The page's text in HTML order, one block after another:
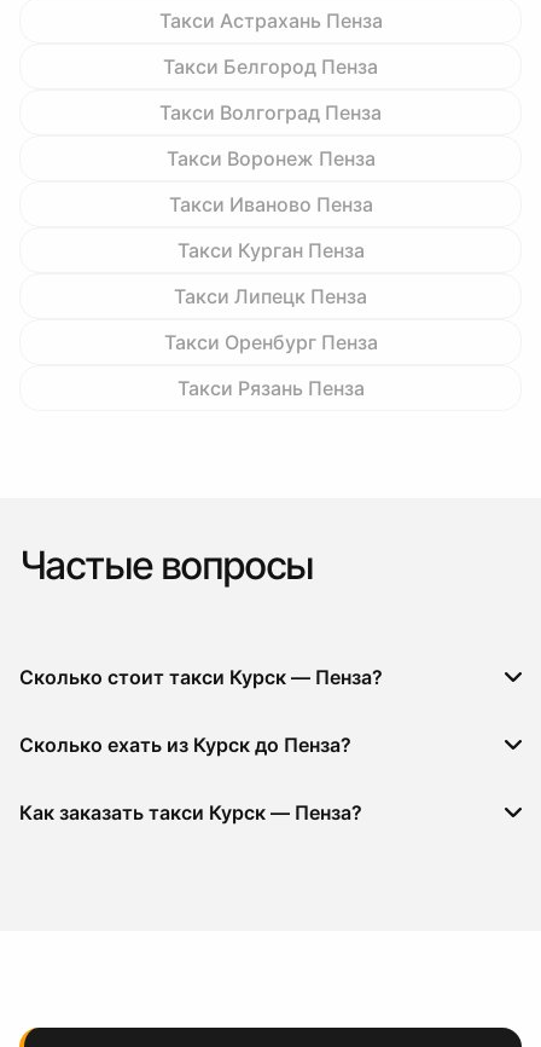
Такси Астрахань Пенза
Такси Белгород Пенза
Такси Волгоград Пенза
Такси Воронеж Пенза
Такси Иваново Пенза
Такси Курган Пенза
Такси Липецк Пенза
Такси Оренбург Пенза
Такси Рязань Пенза
Частые вопросы
Сколько стоит такси Курск — Пенза?
Сколько ехать из Курск до Пенза?
Как заказать такси Курск — Пенза?